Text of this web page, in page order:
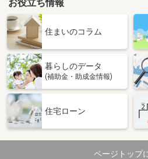
お役立ち情報
住まいのコラム
暮らしのデータ
(補助金・助成金情報)
住宅ローン
ページトップ